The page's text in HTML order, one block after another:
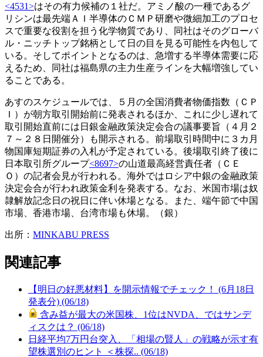
<4531>はその有力候補の１社だ。アミノ酸の一種であるグ
リシンは最先端ＡＩ半導体のＣＭＰ研磨や微細加工のプロセ
スで重要な役割を担う化学物質であり、同社はそのグローバ
ル・ニッチトップ銘柄として日の目を見る可能性を内包して
いる。そしてポイントとなるのは、急増する半導体需要に応
えるため、同社は福島県の主力生産ラインを大幅増強してい
ることである。
あすのスケジュールでは、５月の全国消費者物価指数（ＣＰ
Ｉ）が朝方取引開始前に発表されるほか、これに少し遅れて
取引開始直前には日銀金融政策決定会合の議事要旨（４月２
７～２８日開催分）も開示される。前場取引時間中に３カ月
物国庫短期証券の入札が予定されている。後場取引終了後に
日本取引所グループ<8697>の山道最高経営責任者（ＣＥ
Ｏ）の記者会見が行われる。海外ではロシア中銀の金融政策
決定会合が行われ政策金利を発表する。なお、米国市場は奴
隷解放記念日の祝日に伴い休場となる。また、端午節で中国
市場、香港市場、台湾市場も休場。（銀）
出所： MINKABU PRESS
関連記事
【明日の好悪材料】を開示情報でチェック！ (6月18日
発表分) (06/18)
含み益が最大の米国株、1位はNVDA、ではサンデ
ィスクは？ (06/18)
日経平均7万円台突入、「相場の賢人」の戦略が示す有
望株選別のヒント ＜株探.. (06/18)